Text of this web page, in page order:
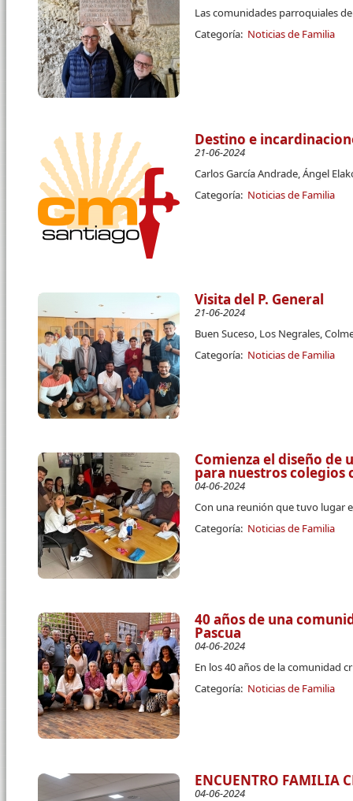
Las comunidades parroquiales
Categoría: Noticias de Familia
Destino e
21-06-2024
Carlos García Andrade, Ángel
Categoría: Noticias de Familia
Visita del P. General
21-06-2024
Buen Suceso, Los Negrales,
Categoría: Noticias de Familia
Comienza el diseño de
para nuestros colegios
04-06-2024
Con una reunión que tuvo lugar
Categoría: Noticias de Familia
40 años de una
Pascua
04-06-2024
En los 40 años de la comunidad
Categoría: Noticias de Familia
ENCUENTRO FAMILIA
04-06-2024